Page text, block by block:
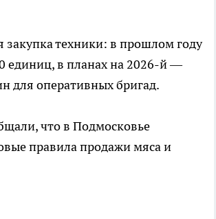
закупка техники: в прошлом году
единиц, в планах на 2026-й —
для оперативных бригад.
что в Подмосковье
правила продажи мяса и